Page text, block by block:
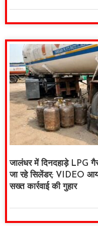
जालंधर में दिनदहाड़े LPG
जा रहे सिलेंडर; VIDEO
सख्त कार्रवाई की गुहार